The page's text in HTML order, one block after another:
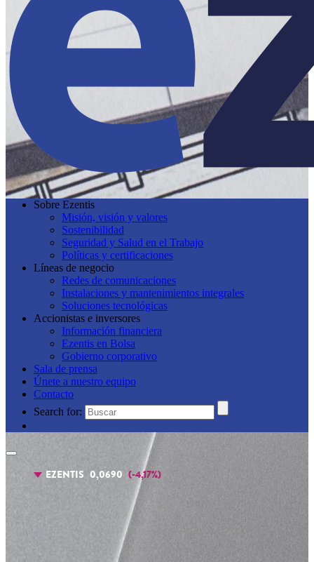
Sobre Ezentis
Misión, visión y valores
Sostenibilidad
Seguridad y Salud en el Trabajo
Políticas y certificaciones
Líneas de negocio
Redes de comunicaciones
Instalaciones y mantenimientos integrales
Soluciones tecnológicas
Accionistas e inversores
Información financiera
Ezentis en Bolsa
Gobierno corporativo
Sala de prensa
Únete a nuestro equipo
Contacto
Search for: